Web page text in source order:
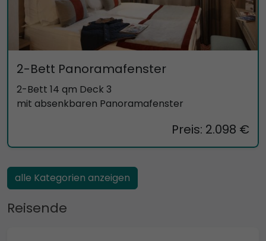
2-Bett Panoramafenster
2-Bett 14 qm Deck 3
mit absenkbaren Panoramafenster
Preis: 2.098 €
alle Kategorien anzeigen
Reisende